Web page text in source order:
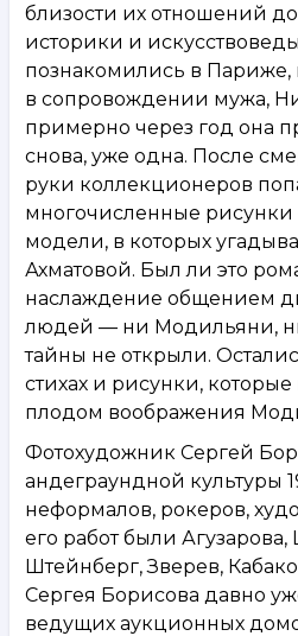
близости их отношений
историки и
познакомились в Париже,
в сопровождении мужа,
примерно через год она
снова, уже одна. После
руки коллекционеров
многочисленные
модели, в которых
Ахматовой. Был ли это
наслаждение общением
людей — ни Модильяни,
тайны не открыли.
стихах и рисунки,
плодом воображения
Фотохудожник Сергей
андеграундной культуры
неформалов, рокеров,
его работ были
Штейнберг, Зверев,
Сергея Борисова давно
ведущих аукционных